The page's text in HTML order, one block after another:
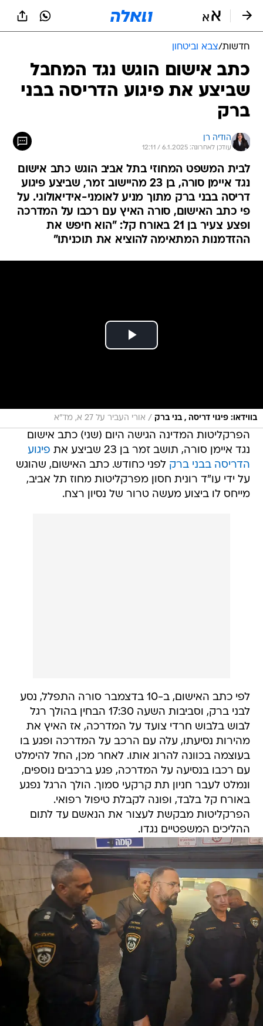
חדשות/צבא וביטחון
כתב אישום הוגש נגד המחבל
שביצע את פיגוע הדריסה בבני
ברק
הודיה רן
עודכן לאחרונה: 6.1.2025 / 12:11
לבית המשפט המחוזי בתל אביב הוגש כתב אישום
נגד איימן סורה, בן 23 מהיישוב זמר, שביצע פיגוע
דריסה בבני ברק מתוך מניע לאומני-אידיאולוגי. על
פי כתב האישום, סורה האיץ עם רכבו על המדרכה
ופצע צעיר בן 21 באורח קל: "הוא חיפש את
ההזדמנות המתאימה להוציא את תוכניתו"
בווידאו: פיגוי דריסה , בני ברק / אורי העביר על 27 א, מד"א
הפרקליטות המדינה הגישה היום (שני) כתב אישום
נגד איימן סורה, תושב זמר בן 23 שביצע את
פיגוע
הדריסה בבני ברק לפני כחודש. כתב האישום, שהוגש
על ידי עו"ד רונית חסון מפרקליטות מחוז תל אביב,
מייחס לו ביצוע מעשה טרור של נסיון רצח.
לפי כתב האישום, ב-10 בדצמבר סורה התפלל, נסע
לבני ברק, וסביבות השעה 17:30 הבחין בהולך רגל
לבוש בלבוש חרדי צועד על המדרכה, אז האיץ את
מהירות נסיעתו, עלה עם הרכב על המדרכה ופגע בו
בעוצמה בכוונה להרוג אותו. לאחר מכן, החל להימלט
עם רכבו בנסיעה על המדרכה, פגע ברכבים נוספים,
ונמלט לעבר חניון תת קרקעי סמוך. הולך הרגל נפגע
באורח קל בלבד, ופונה לקבלת טיפול רפואי.
הפרקליטות מבקשת לעצור את הנאשם עד לתום
ההליכים המשפטיים נגדו.